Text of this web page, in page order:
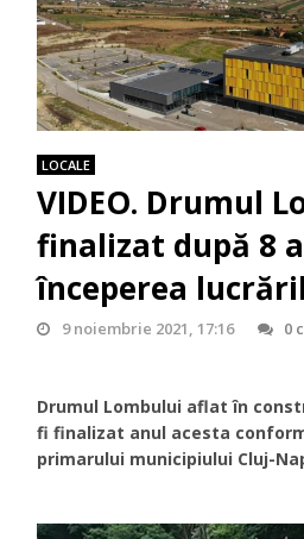
LOCALE
VIDEO. Drumul
finalizat după 8
începerea
9 noiembrie 2021, 17:16 0
Drumul Lombului aflat în
fi finalizat anul acesta
primarului municipiului Cluj-